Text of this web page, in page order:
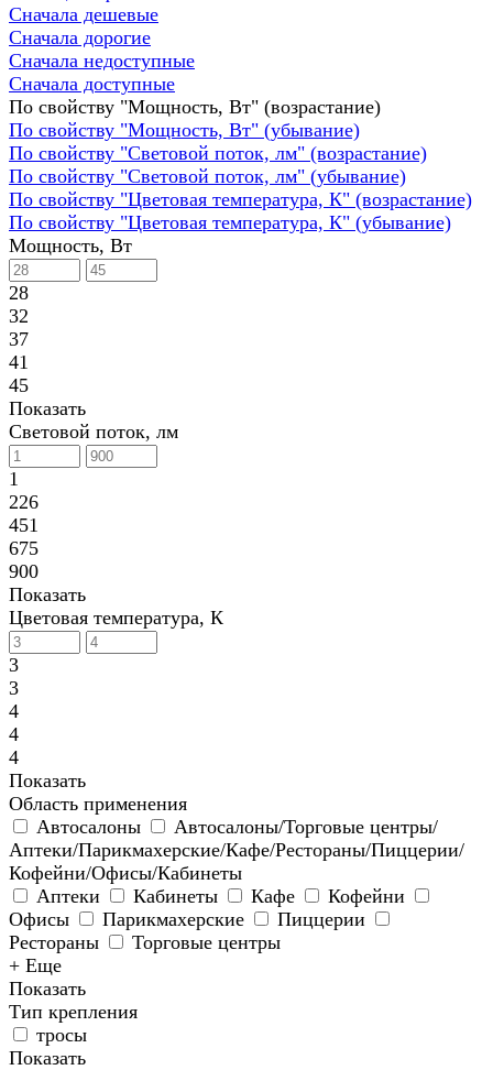
Сначала дешевые
Сначала дорогие
Сначала недоступные
Сначала доступные
По свойству "Мощность, Вт" (возрастание)
По свойству "Мощность, Вт" (убывание)
По свойству "Световой поток, лм" (возрастание)
По свойству "Световой поток, лм" (убывание)
По свойству "Цветовая температура, К" (возрастание)
По свойству "Цветовая температура, К" (убывание)
Мощность, Вт
28
32
37
41
45
Показать
Световой поток, лм
1
226
451
675
900
Показать
Цветовая температура, К
3
3
4
4
4
Показать
Область применения
Автосалоны
Автосалоны/Торговые центры/
Аптеки/Парикмахерские/Кафе/Рестораны/Пиццерии/
Кофейни/Офисы/Кабинеты
Аптеки
Кабинеты Кафе
Кофейни
Офисы
Парикмахерские
Пиццерии
Рестораны
Торговые центры
+ Еще
Показать
Тип крепления
тросы
Показать